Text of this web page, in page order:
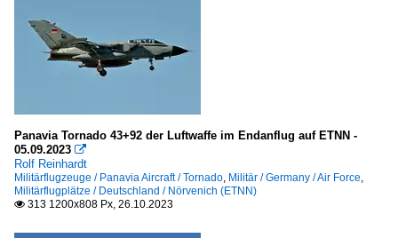
Panavia Tornado 43+92 der Luftwaffe im Endanflug auf ETNN -
05.09.2023 
Rolf Reinhardt
Militärflugzeuge / Panavia Aircraft / Tornado Militär / Germany / Air Force
Militärflugplätze / Deutschland / Nörvenich (ETNN)
 313 1200x808 Px, 26.10.2023